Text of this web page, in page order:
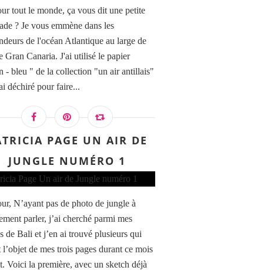
tout le monde, ça vous dit une petite
? Je vous emmène dans les
de l'océan Atlantique au large de
Gran Canaria. J'ai utilisé le papier
- bleu " de la collection "un air antillais"
déchiré pour faire...
PAGE UN AIR DE
JUNGLE NUMÉRO 1
N’ayant pas de photo de jungle à
parler, j’ai cherché parmi mes
de Bali et j’en ai trouvé plusieurs qui
de mes trois pages durant ce mois
Voici la première, avec un sketch déjà